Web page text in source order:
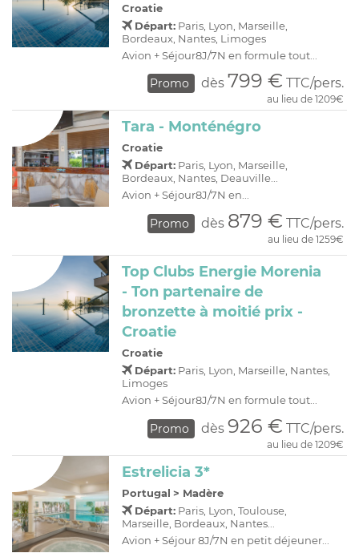
Croatie
Départ: Paris, Lyon, Marseille,
Bordeaux, Nantes, Limoges
Avion + Séjour8J/7N en formule tout...
Promo dès 799 € TTC/pers.
au lieu de 1209€
Tara - Monténégro
Croatie
Départ: Paris, Lyon, Marseille,
Bordeaux, Nantes, Deauville...
Avion + Séjour8J/7N en...
Promo dès 879 € TTC/pers.
au lieu de 1259€
Top Clubs Energie Morenia
- Ton partenaire de
bronzette à moitié prix -
Croatie
Croatie
Départ: Paris, Lyon, Marseille, Nantes,
Limoges
Avion + Séjour8J/7N en formule tout...
Promo dès 926 € TTC/pers.
au lieu de 1209€
Estrelicia 3*
Portugal > Madère
Départ: Paris, Lyon, Toulouse,
Marseille, Bordeaux, Nantes...
Avion + Séjour 8J/7N en petit déjeuner...